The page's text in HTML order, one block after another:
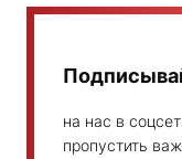
на нас в
пропустить